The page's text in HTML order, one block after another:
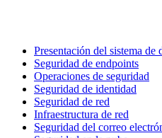
Presentación del sistema de
Seguridad de endpoints
Operaciones de seguridad
Seguridad de identidad
Seguridad de red
Infraestructura de red
Seguridad del correo